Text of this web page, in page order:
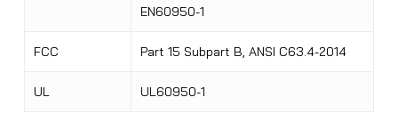
EN60950-1
FCC Part 15 Subpart B, ANSI C63.4-2014
UL UL60950-1